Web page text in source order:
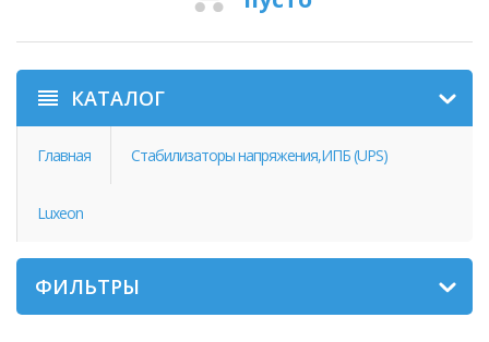
КАТАЛОГ
Главная Стабилизаторы напряжения,ИПБ (UPS)
Luxeon
ФИЛЬТРЫ